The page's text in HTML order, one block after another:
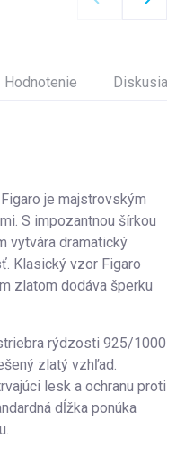
Hodnotenie Diskusia
je majstrovským
S impozantnou šírkou
vytvára dramatický
Klasický vzor Figaro
zlatom dodáva šperku
rýdzosti 925/1000
zlatý vzhľad.
lesk a ochranu proti
dĺžka ponúka